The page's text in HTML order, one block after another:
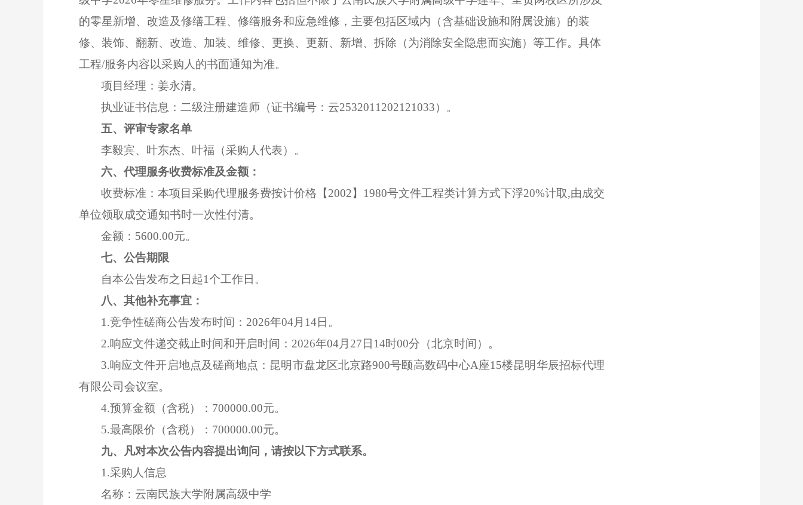
的零星新增、改造及修缮工程、修缮服务和应急维修，主要包括区域内（含基础设施和附属设施）的装
修、装饰、翻新、改造、加装、维修、更换、更新、新增、拆除（为消除安全隐患而实施）等工作。具体
工程/服务内容以采购人的书面通知为准。
项目经理：姜永清。
执业证书信息：二级注册建造师（证书编号：云2532011202121033）。
五、评审专家名单
李毅宾、叶东杰、叶福（采购人代表）。
六、代理服务收费标准及金额：
收费标准：本项目采购代理服务费按计价格【2002】1980号文件工程类计算方式下浮20%计取,由成交
单位领取成交通知书时一次性付清。
金额： 5600.00元。
七、公告期限
自本公告发布之日起1个工作日。
八、其他补充事宜：
1.竞争性磋商公告发布时间：2026年04月14日。
2.响应文件递交截止时间和开启时间：2026年04月27日14时00分（北京时间）。
3.响应文件开启地点及磋商地点：昆明市盘龙区北京路900号颐高数码中心A座15楼昆明华辰招标代理
有限公司会议室。
4.预算金额 （含税）： 700000.00元。
5.最高限价 （含税）： 700000.00元。
九、凡对本次公告内容提出询问，请按以下方式联系。
1.采购人信息
名称： 云南民族大学附属高级中学